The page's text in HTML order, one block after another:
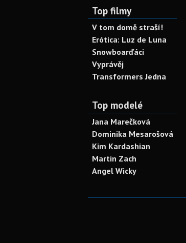
Top filmy
V tom domě straší!
Erótica: Luz de Luna
Snowboarďáci
Vyprávěj
Transformers Jedna
Top modelé
Jana Marečková
Dominika Mesarošová
Kim Kardashian
Martin Zach
Angel Wicky